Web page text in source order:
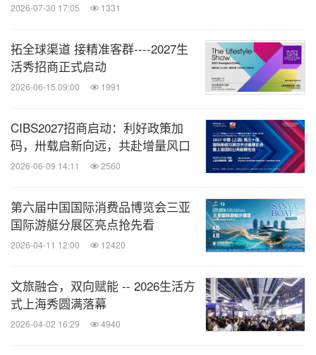
您的参与。
地点：上海世博展览馆
Michael 欧阳先生
021-3339-2051
Michael.Ouyang@imsinoexpo.com
消息来源：上海博华国际展览有限公司
微信公众号“美通社头条”发布新鲜、有趣、重
要的企业与机构新闻，由全球领先的企业新
闻专线美通社（PR Newswire）为您呈现。
扫描二维码，立即订阅！
2026-07-30 17:05 1331
拓全球渠道 接精准客群----2027生
活秀招商正式启动
2026-06-15 09:00 1991
CIBS2027招商启动：利好政策加
码，卅载启新向远，共赴增量风口
2026-06-09 14:11 2560
第六届中国国际消费品博览会三亚
国际游艇分展区亮点抢先看
2026-04-11 12:00 12420
文旅融合，双向赋能 -- 2026生活方
式上海秀圆满落幕
2026-04-02 16:29 4940